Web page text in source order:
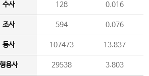
수사 128 0.016
조사 594 0.076
동사 107473 13.837
용사 29538 3.803